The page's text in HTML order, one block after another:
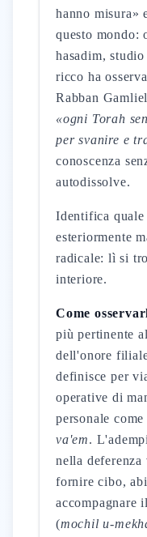
hanno misura»
questo mondo:
hasadim,
ricco ha
Rabban
«ogni Torah
per svanire e
conoscenza
autodissolve.
Identifica quale
esteriormente
radicale: lì si
interiore.
Come
più pertinente
dell'onore
definisce per
operative di
personale
va'em.
nella
fornire cibo,
accompagnare
(mochil u-